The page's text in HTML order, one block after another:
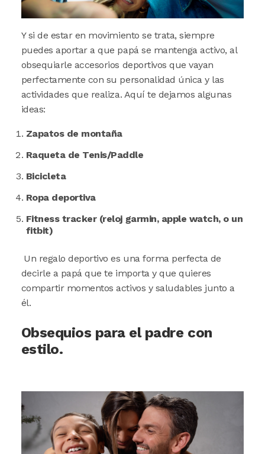
Y si de estar en movimiento se trata, siempre
puedes aportar a que papá se mantenga activo, al
obsequiarle accesorios deportivos que vayan
perfectamente con su personalidad única y las
actividades que realiza. Aquí te dejamos algunas
ideas:
Zapatos de montaña
Raqueta de Tenis/Paddle
Bicicleta
Ropa deportiva
Fitness tracker (reloj garmin, apple watch, o un
fitbit)
Un regalo deportivo es una forma perfecta de
decirle a papá que te importa y que quieres
compartir momentos activos y saludables junto a
él.
Obsequios para el padre con
estilo.